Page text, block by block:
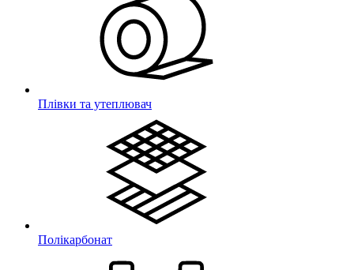
Плівки та утеплювач
Полікарбонат